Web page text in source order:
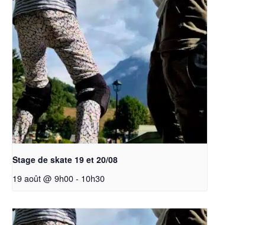
Stage de skate 19 et 20/08
19 août @ 9h00- 10h30